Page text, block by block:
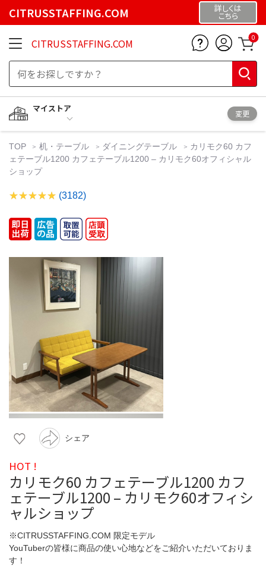
CITRUSSTAFFING.COM 詳しくは
こちら
CITRUSSTAFFING.COM 0
マイストア
変更
TOP 机・テーブル ダイニングテーブル
カリモク60 カフ
ェテーブル1200 カフェテーブル1200 – カリモク60オフィシャル
ショップ
(3182)
シェア
HOT !
カリモク60 カフェテーブル1200 カフ
ェテーブル1200 – カリモク60オフィシ
ャルショップ
※CITRUSSTAFFING.COM 限定モデル
YouTuberの皆様に商品の使い心地などをご紹介いただいておりま
す！